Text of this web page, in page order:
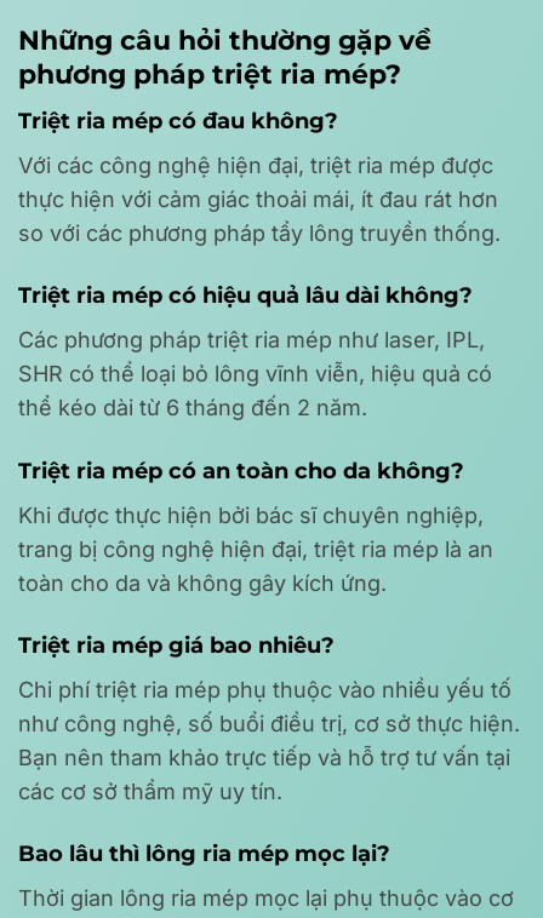
Những câu hỏi thường gặp về
phương pháp triệt ria mép?
Triệt ria mép có đau không?
Với các công nghệ hiện đại, triệt ria mép được
thực hiện với cảm giác thoải mái, ít đau rát hơn
so với các phương pháp tẩy lông truyền thống.
Triệt ria mép có hiệu quả lâu dài không?
Các phương pháp triệt ria mép như laser, IPL,
SHR có thể loại bỏ lông vĩnh viễn, hiệu quả có
thể kéo dài từ 6 tháng đến 2 năm.
Triệt ria mép có an toàn cho da không?
Khi được thực hiện bởi bác sĩ chuyên nghiệp,
trang bị công nghệ hiện đại, triệt ria mép là an
toàn cho da và không gây kích ứng.
Triệt ria mép giá bao nhiêu?
Chi phí triệt ria mép phụ thuộc vào nhiều yếu tố
như công nghệ, số buổi điều trị, cơ sở thực hiện.
Bạn nên tham khảo trực tiếp và hỗ trợ tư vấn tại
các cơ sở thẩm mỹ uy tín.
Bao lâu thì lông ria mép mọc lại?
Thời gian lông ria mép mọc lại phụ thuộc vào cơ